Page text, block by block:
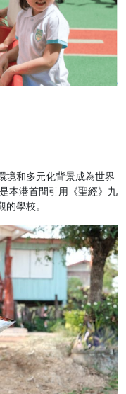
境和多元化背景成為世界
本港首間引用《聖經》九
學校。